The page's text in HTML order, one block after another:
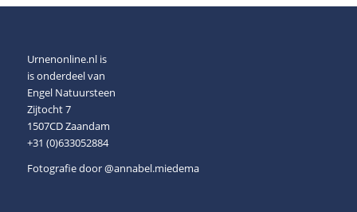
Urnenonline.nl is
is onderdeel van
Engel Natuursteen
Zijtocht 7
1507CD Zaandam
+31 (0)633052884
Fotografie door@annabel.miedema